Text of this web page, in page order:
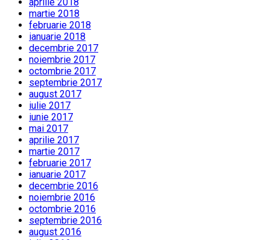
martie 2018
februarie 2018
ianuarie 2018
decembrie 2017
noiembrie 2017
octombrie 2017
septembrie 2017
august 2017
iulie 2017
iunie 2017
mai 2017
aprilie 2017
martie 2017
februarie 2017
ianuarie 2017
decembrie 2016
noiembrie 2016
octombrie 2016
septembrie 2016
august 2016